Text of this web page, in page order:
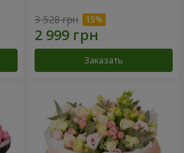
3 528 грн
Заказать